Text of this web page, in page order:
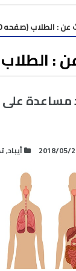
عن : الطلاب (صفحه 70)
:الطلاب
مساعدة
2018/05/ أيباد,